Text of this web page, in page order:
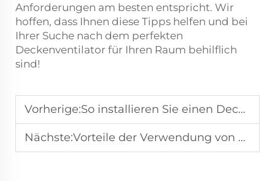
Anforderungen am besten entspricht. Wir
hoffen, dass Ihnen diese Tipps helfen und bei
Ihrer Suche nach dem perfekten
Deckenventilator für Ihren Raum behilflich
sind!
Vorherige:So installieren Sie einen Deckenventilator: Schritt-für-Schritt-Anleitung
Nächste:Vorteile der Verwendung von Smart-Deckenventilatoren in Ihrem Zuhause